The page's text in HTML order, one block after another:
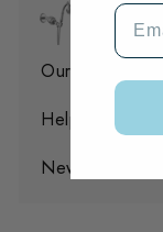
Expandir
menú
Our Filtration
Expandir
menú
Help
Expandir
menú
News
Email